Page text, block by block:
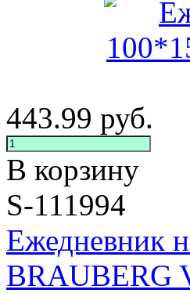
443.99 руб.
В корзину
S-111994
Ежедневник
BRAUBERG